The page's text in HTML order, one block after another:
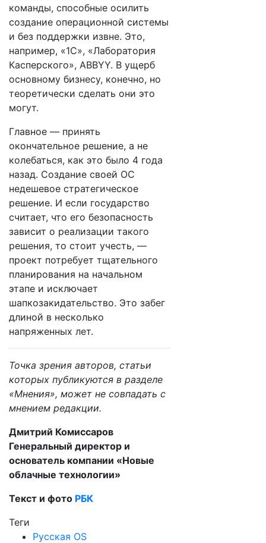
команды, способные осилить
создание операционной системы
и без поддержки извне. Это,
например, «1С», «Лаборатория
Касперского», ABBYY. В ущерб
основному бизнесу, конечно, но
теоретически сделать они это
могут.
Главное — принять
окончательное решение, а не
колебаться, как это было 4 года
назад. Создание своей ОС
недешевое стратегическое
решение. И если государство
считает, что его безопасность
зависит о реализации такого
решения, то стоит учесть, —
проект потребует тщательного
планирования на начальном
этапе и исключает
шапкозакидательство. Это забег
длиной в несколько
напряженных лет.
Точка зрения авторов, статьи
которых публикуются в разделе
«Мнения», может не совпадать с
мнением редакции.
Дмитрий Комиссаров
Генеральный директор и
основатель компании «Новые
облачные технологии»
Текст и фото РБК
Теги
Русская OS